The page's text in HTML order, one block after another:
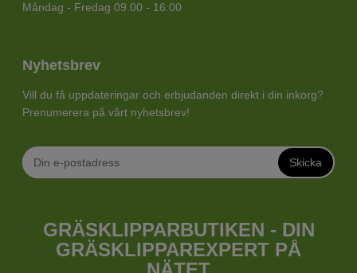
Måndag - Fredag 09.00 - 16:00
Nyhetsbrev
Vill du få uppdateringar och erbjudanden direkt i din inkorg?
Prenumerera på vårt nyhetsbrev!
Skicka
GRÄSKLIPPARBUTIKEN - DIN
GRÄSKLIPPAREXPERT PÅ